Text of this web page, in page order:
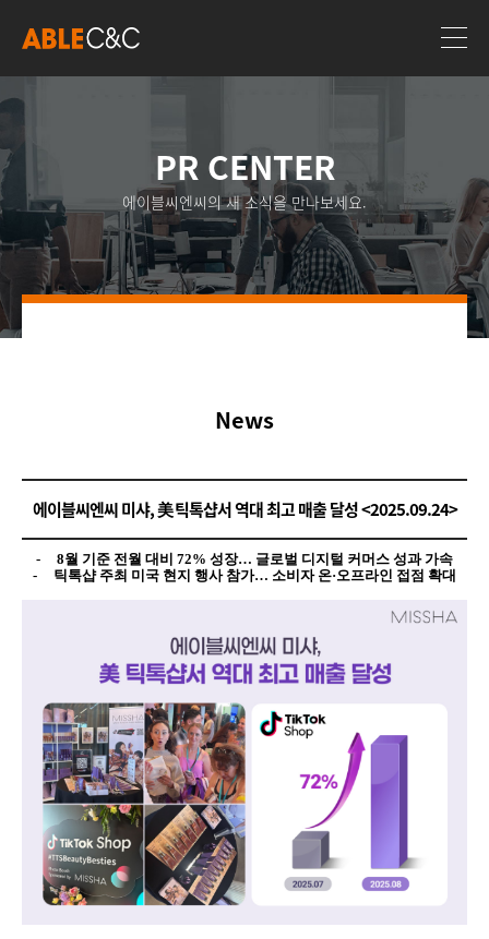
PR CENTER
에이블씨엔씨의 새 소식을 만나보세요.
News
에이블씨엔씨 미샤, 美 틱톡샵서 역대 최고 매출 달성 <2025.09.24>
- 8월 기준 전월 대비 72% 성장… 글로벌 디지털 커머스 성과 가속
- 틱톡샵 주최 미국 현지 행사 참가… 소비자 온·오프라인 접점 확대